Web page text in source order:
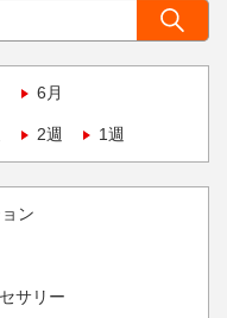
6月
2週 1週
ン
サリー